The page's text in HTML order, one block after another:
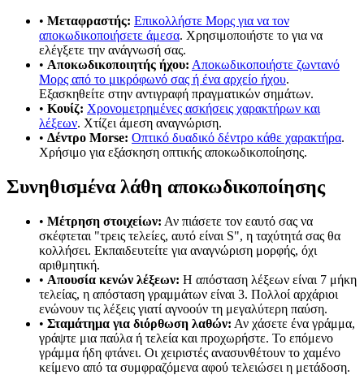
• Μεταφραστής: Επικολλήστε Μορς για να τον
αποκωδικοποιήσετε άμεσα. Χρησιμοποιήστε το για να
ελέγξετε την ανάγνωσή σας.
• Αποκωδικοποιητής ήχου: Αποκωδικοποιήστε ζωντανό
Μορς από το μικρόφωνό σας ή ένα αρχείο ήχου.
Εξασκηθείτε στην αντιγραφή πραγματικών σημάτων.
• Κουίζ: Χρονομετρημένες ασκήσεις χαρακτήρων και
λέξεων. Χτίζει άμεση αναγνώριση.
• Δέντρο Morse: Οπτικό δυαδικό δέντρο κάθε χαρακτήρα.
Χρήσιμο για εξάσκηση οπτικής αποκωδικοποίησης.
Συνηθισμένα λάθη αποκωδικοποίησης
• Μέτρηση στοιχείων: Αν πιάσετε τον εαυτό σας να
σκέφτεται "τρεις τελείες, αυτό είναι S", η ταχύτητά σας θα
κολλήσει. Εκπαιδευτείτε για αναγνώριση μορφής, όχι
αριθμητική.
• Απουσία κενών λέξεων: Η απόσταση λέξεων είναι 7 μήκη
τελείας, η απόσταση γραμμάτων είναι 3. Πολλοί αρχάριοι
ενώνουν τις λέξεις γιατί αγνοούν τη μεγαλύτερη παύση.
• Σταμάτημα για διόρθωση λαθών: Αν χάσετε ένα γράμμα,
γράψτε μια παύλα ή τελεία και προχωρήστε. Το επόμενο
γράμμα ήδη φτάνει. Οι χειριστές ανασυνθέτουν το χαμένο
κείμενο από τα συμφραζόμενα αφού τελειώσει η μετάδοση.